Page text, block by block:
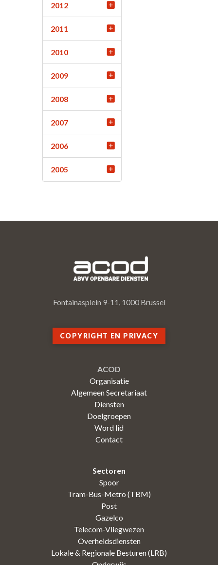
2012
2011
2010
2009
2008
2007
2006
2005
Fontainasplein 9-11, 1000 Brussel
COPYRIGHT EN PRIVACY
ACOD
Organisatie
Algemeen Secretariaat
Diensten
Doelgroepen
Word lid
Contact
Sectoren
Spoor
Tram-Bus-Metro (TBM)
Post
Gazelco
Telecom-Vliegwezen
Overheidsdiensten
Lokale & Regionale Besturen (LRB)